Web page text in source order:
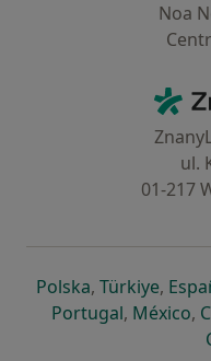
Noa
ul.
01-217
Polskase otevře v
, Türkiyese
,
Portugalse otevře
, México,